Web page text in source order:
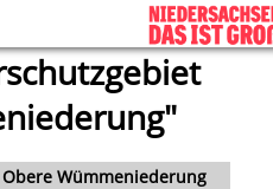
Obere Wümmeniederung